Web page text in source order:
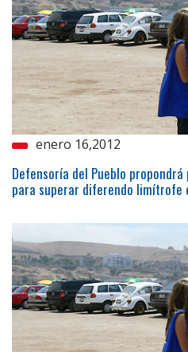
enero 16,2012
Defensoría del Pueblo
para superar diferendo limítrofe